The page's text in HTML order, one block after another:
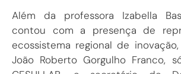
Além da professora Izabella
contou com a presença de
ecossistema regional de
João Roberto Gorgulho Franco,